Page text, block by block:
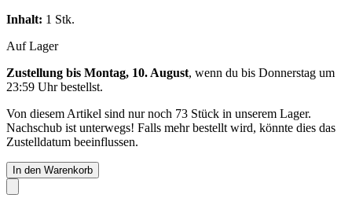
Inhalt: 1 Stk.
Auf Lager
Zustellung bis Montag, 10. August, wenn du bis Donnerstag um
23:59 Uhrbestellst.
Von diesem Artikel sind nur noch 73 Stück in unserem Lager.
Nachschub ist unterwegs! Falls mehr bestellt wird, könnte dies das
Zustelldatum beeinflussen.
In den Warenkorb